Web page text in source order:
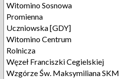
Witomino Sosnowa
Promienna
Uczniowska [GDY]
Witomino Centrum
Rolnicza
Węzeł Franciszki Cegielskiej
Wzgórze Św. Maksymiliana SKM